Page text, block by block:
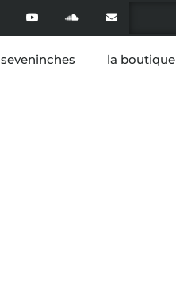
seveninches la boutique